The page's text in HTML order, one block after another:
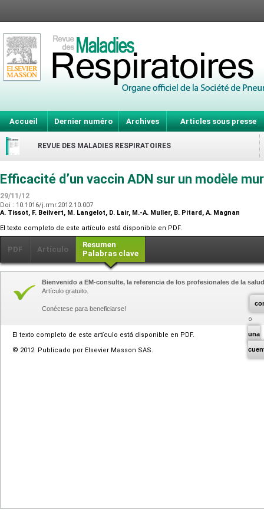
Accueil Dernier numéro Archives Articles sous presse
REVUE DES MALADIES RESPIRATOIRES
Efficacité d’un vaccin ADN sur un modèle
29/11/12
Doi : 10.1016/j.rmr.2012.10.007
A. Tissot, F. Beilvert, M. Langelot, D. Lair, M.-A. Muller, B. Pitard, A. Magnan
El texto completo de este artículo está disponible en PDF.
PDF Artículo
Resumen
Palabras clave
una
Bienvenido a EM-consulte, la referencia de los profesionales de la
Artículo gratuito.
Conéctese para beneficiarse!
El texto completo de este artículo está disponible en PDF.
© 2012 Publicado por Elsevier Masson SAS.